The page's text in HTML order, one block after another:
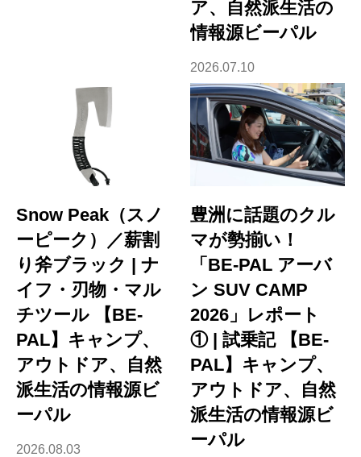
ア、自然派生活の
情報源ビーパル
2026.07.10
Snow Peak（スノ
ーピーク）／薪割
り斧ブラック | ナ
イフ・刃物・マル
チツール 【BE-
PAL】キャンプ、
アウトドア、自然
派生活の情報源ビ
ーパル
2026.08.03
豊洲に話題のクル
マが勢揃い！
「BE-PAL アーバ
ン SUV CAMP
2026」レポート
① | 試乗記 【BE-
PAL】キャンプ、
アウトドア、自然
派生活の情報源ビ
ーパル